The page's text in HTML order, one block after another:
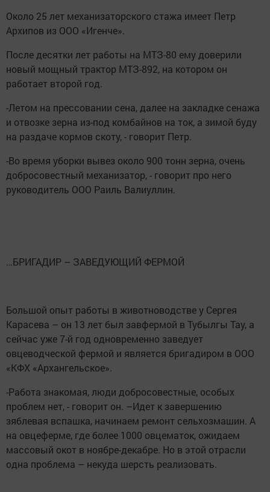
Около 25 лет механизаторского стажа имеет Петр
Архипов из ООО «Игенче».
После десятки лет работы на МТЗ-80 ему доверили
новый мощный трактор МТЗ-892, на котором он
работает второй год.
-Летом на прессовании сена, далее на закладке сенажа
и отвозке зерна из-под комбайнов на ток, а зимой буду
на раздаче кормов скоту, - говорит Петр.
-Во время уборки вывез около 900 тонн зерна, очень
добросовестный механизатор, - говорит про него
руководитель ООО Раиль Валиуллин.
…БРИГАДИР – ЗАВЕДУЮЩИЙ ФЕРМОЙ
Большой опыт работы в животноводстве у Сергея
Карасева – он 13 лет был завфермой в Тубылгы Тау, а
сейчас уже 7-й год одновременно заведует
овцеводческой фермой и является бригадиром в ООО
«КФХ «Архангельское».
-Работа знакомая, люди добросовестные, особых
проблем нет, - говорит он. –Идет к завершению
зяблевая вспашка, начинаем ремонт сельхозмашин. А
на овцеферме, где более 1000 овцематок, ожидаем
массовый окот в ноябре-декабре. Но в этой отрасли
одна проблема – некуда шерсть реализовать.